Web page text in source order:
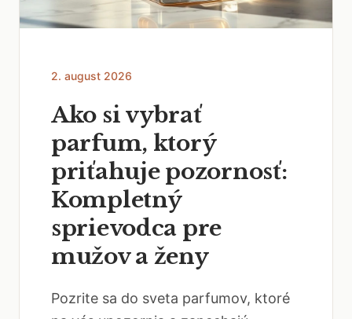
2. august 2026
Ako si vybrať
parfum, ktorý
priťahuje pozornosť:
Kompletný
sprievodca pre
mužov a ženy
Pozrite sa do sveta parfumov, ktoré